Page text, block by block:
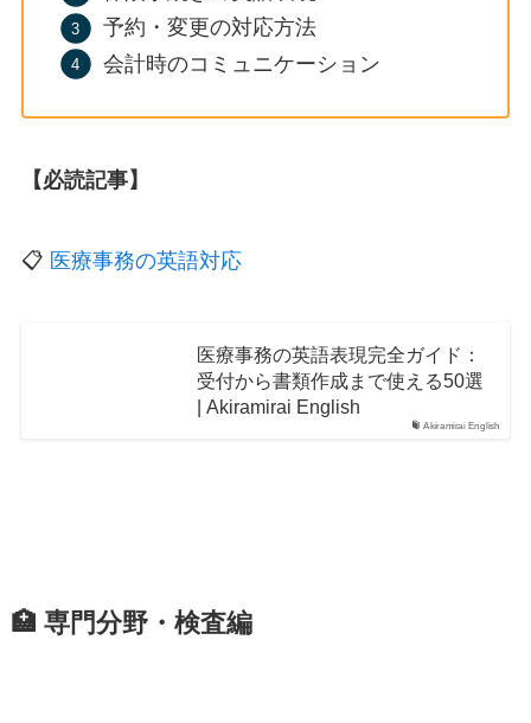
予約・変更の対応方法
会計時のコミュニケーション
【必読記事】
📋 医療事務の英語対応
Akiramirai English
医療事務の英語表現完全ガイド：
受付から書類作成まで使える50選
| Akiramirai English
🏥 専門分野・検査編